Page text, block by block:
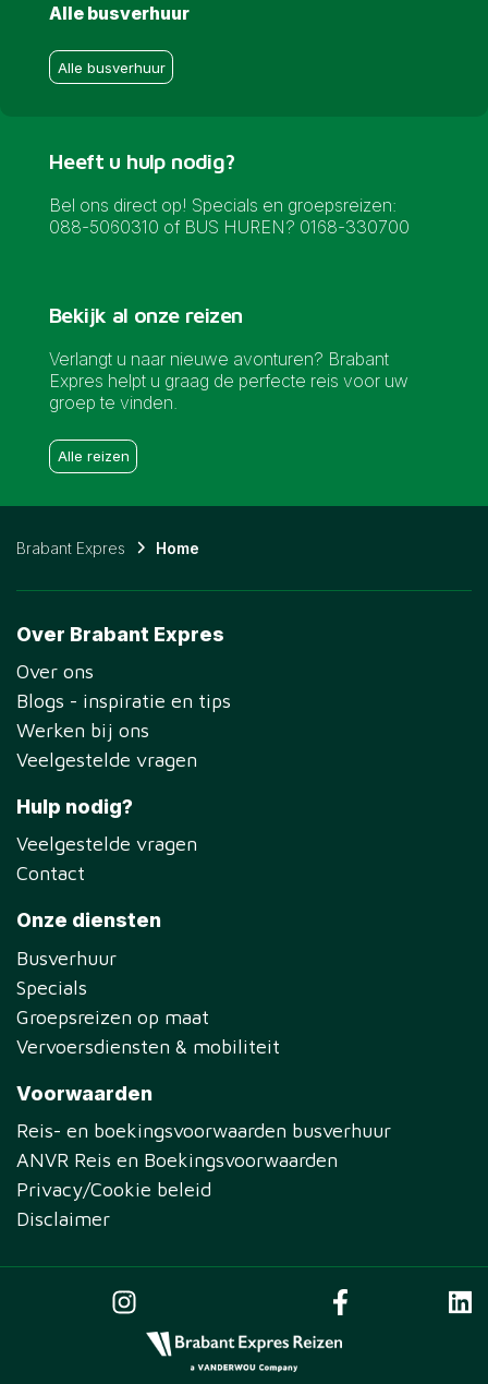
Alle busverhuur
Alle busverhuur
Heeft u hulp nodig?
Bel ons direct op! Specials en groepsreizen:
088-5060310 of BUS HUREN? 0168-330700
Bekijk al onze reizen
Verlangt u naar nieuwe avonturen? Brabant
Expres helpt u graag de perfecte reis voor uw
groep te vinden.
Alle reizen
Brabant Expres Home
Over Brabant Expres
Over ons
Blogs - inspiratie en tips
Werken bij ons
Veelgestelde vragen
Hulp nodig?
Veelgestelde vragen
Contact
Onze diensten
Busverhuur
Specials
Groepsreizen op maat
Vervoersdiensten & mobiliteit
Voorwaarden
Reis- en boekingsvoorwaarden busverhuur
ANVR Reis en Boekingsvoorwaarden
Privacy/Cookie beleid
Disclaimer